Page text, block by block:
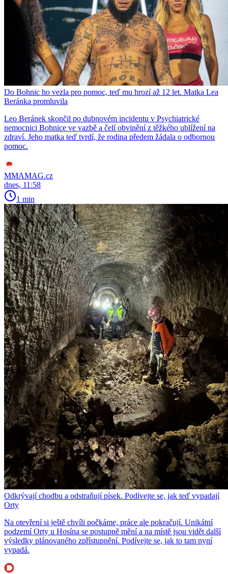
Do Bohnic ho vezla pro pomoc, teď mu hrozí až 12 let. Matka Lea
Beránka promluvila
Leo Beránek skončil po dubnovém incidentu v Psychiatrické
nemocnici Bohnice ve vazbě a čelí obvinění z těžkého ublížení na
zdraví. Jeho matka teď tvrdí, že rodina předem žádala o odbornou
pomoc.
MMAMAG.cz
dnes, 11:58
1 min
Odkrývají chodbu a odstraňují písek. Podívejte se, jak teď vypadají
Orty
Na otevření si ještě chvíli počkáme, práce ale pokračují. Unikátní
podzemí Orty u Hosína se postupně mění a na místě jsou vidět další
výsledky plánovaného zpřístupnění. Podívejte se, jak to tam nyní
vypadá.